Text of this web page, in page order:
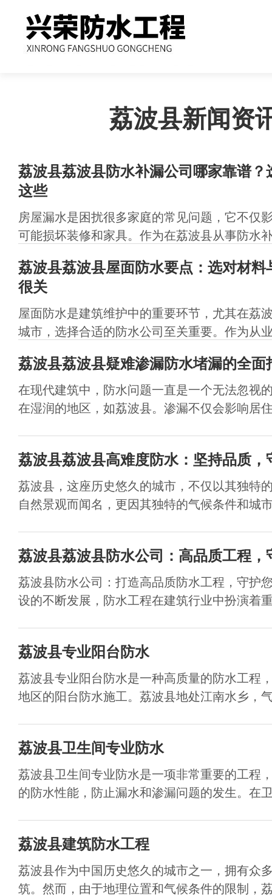
荔波县新闻资
荔波县荔波县防水补漏公司哪家靠谱？
这些
房屋漏水是困扰很多家庭的常见问题，它不仅
可能损坏装修和家具。作为在荔波县从事防水
荔波县荔波县屋面防水要点：选对材料
很关
屋面防水是建筑维护中的重要环节，尤其在荔
城市，选择合适的防水公司至关重要。作为从
荔波县荔波县疑难渗漏防水堵漏的全面
在现代建筑中，防水问题一直是一个无法忽视
在湿润的地区，如荔波县。渗漏不仅会影响居
荔波县荔波县高难度防水：坚持品质，
荔波县，这座历史悠久的城市，不仅以其独特
自然景观而闻名，更因其独特的气候条件和城
荔波县荔波县防水公司：高品质工程，
荔波县防水公司：打造高品质防水工程，守护
设的不断发展，防水工程在建筑行业中扮演着
荔波县专业阳台防水
荔波县专业阳台防水是一种高质量的防水工程
地区的阳台防水施工。荔波县地处江南水乡，
荔波县卫生间专业防水
荔波县卫生间专业防水是一项非常重要的工程
的防水性能，防止漏水和渗漏问题的发生。在
荔波县建筑防水工程
荔波县作为中国历史悠久的城市之一，拥有众
筑。然而，由于地理位置和气候条件的限制，